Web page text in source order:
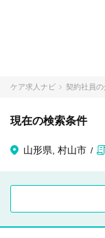
ケア求人ナビ 契約社員の
現在の検索条件
山形県, 村山市